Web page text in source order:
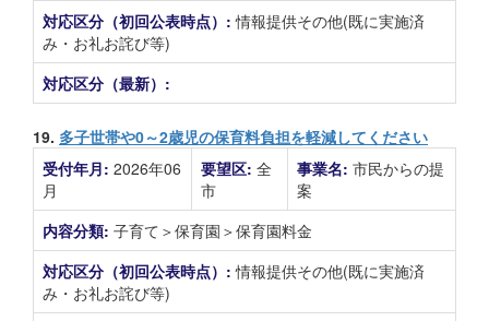
対応区分（初回公表時点）:情報提供その他(既に実施済
み・お礼お詫び等)
対応区分（最新）:
19. 多子世帯や0～2歳児の保育料負担を軽減してください
受付年月: 2026年06
月
要望区: 全
市
事業名: 市民からの提
案
内容分類: 子育て＞保育園＞保育園料金
対応区分（初回公表時点）:情報提供その他(既に実施済
み・お礼お詫び等)